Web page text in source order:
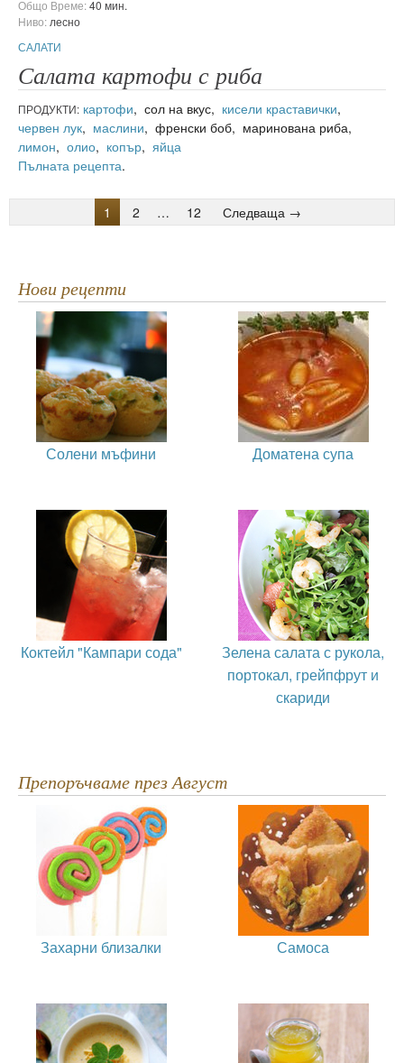
Общо Време:40 мин.
Ниво: лесно
САЛАТИ
Салата картофи с риба
ПРОДУКТИ: картофи, сол на вкус, кисели краставички,
червен лук, маслини, френски боб, маринована риба,
лимон, олио, копър, яйца
Пълната рецепта.
1 2 … 12 Следваща →
Нови рецепти
Солени мъфини Доматена супа
Коктейл "Кампари сода"
Зелена салата с рукола,
портокал, грейпфрут и
скариди
Препоръчваме през Август
Захарни близалки Самоса